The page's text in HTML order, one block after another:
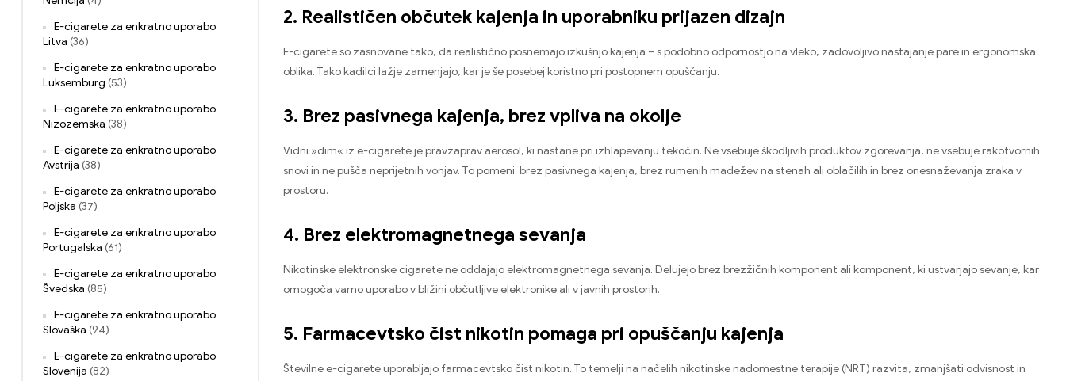
2. Realističen občutek kajenja in uporabniku prijazen dizajn
E-cigarete so zasnovane tako, da realistično posnemajo izkušnjo kajenja – s podobno odpornostjo na vleko, zadovoljivo nastajanje pare in ergonomska
oblika. Tako kadilci lažje zamenjajo, kar je še posebej koristno pri postopnem opuščanju.
3. Brez pasivnega kajenja, brez vpliva na okolje
Vidni »dim« iz e-cigarete je pravzaprav aerosol, ki nastane pri izhlapevanju tekočin. Ne vsebuje škodljivih produktov zgorevanja, ne vsebuje rakotvornih
snovi in ​​ne pušča neprijetnih vonjav. To pomeni: brez pasivnega kajenja, brez rumenih madežev na stenah ali oblačilih in brez onesnaževanja zraka v
prostoru.
4. Brez elektromagnetnega sevanja
Nikotinske elektronske cigarete ne oddajajo elektromagnetnega sevanja. Delujejo brez brezžičnih komponent ali komponent, ki ustvarjajo sevanje, kar
omogoča varno uporabo v bližini občutljive elektronike ali v javnih prostorih.
5. Farmacevtsko čist nikotin pomaga pri opuščanju kajenja
Številne e-cigarete uporabljajo farmacevtsko čist nikotin. To temelji na načelih nikotinske nadomestne terapije (NRT) razvita, zmanjšati odvisnost in
E-cigarete za enkratno uporabo
Litva (36)
E-cigarete za enkratno uporabo
Luksemburg (53)
E-cigarete za enkratno uporabo
Nizozemska (38)
E-cigarete za enkratno uporabo
Avstrija (38)
E-cigarete za enkratno uporabo
Poljska (37)
E-cigarete za enkratno uporabo
Portugalska (61)
E-cigarete za enkratno uporabo
Švedska (85)
E-cigarete za enkratno uporabo
Slovaška (94)
E-cigarete za enkratno uporabo
Slovenija (82)